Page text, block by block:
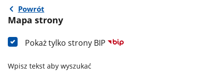
Powrót
Mapa strony
Pokaż tylko strony BIP
Wpisz tekst aby wyszukać